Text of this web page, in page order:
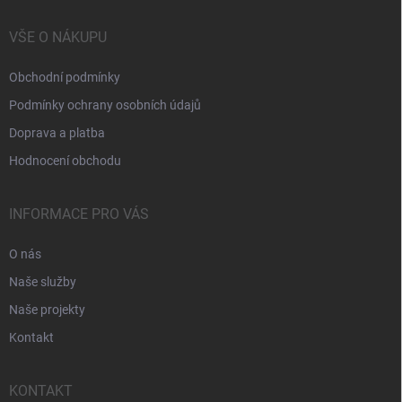
VŠE O NÁKUPU
Obchodní podmínky
Podmínky ochrany osobních údajů
Doprava a platba
Hodnocení obchodu
INFORMACE PRO VÁS
O nás
Naše služby
Naše projekty
Kontakt
KONTAKT